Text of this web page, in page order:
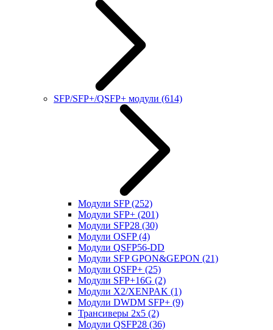
SFP/SFP+/QSFP+ модули (614)
Модули SFP(252)
Модули SFP+ (201)
Модули SFP28 (30)
Модули OSFP(4)
Модули QSFP56-DD
Модули SFP GPON&GEPON (21)
Модули QSFP+ (25)
Модули SFP+16G (2)
Модули X2/XENPAK (1)
Модули DWDM SFP+ (9)
Трансиверы 2x5 (2)
Модули QSFP28 (36)